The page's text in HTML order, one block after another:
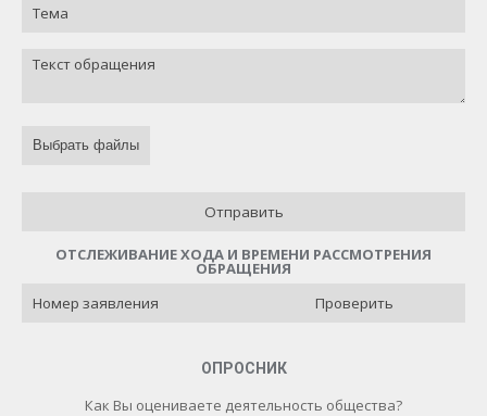
Выбрать файлы
Отправить
ОТСЛЕЖИВАНИЕ ХОДА И ВРЕМЕНИ РАССМОТРЕНИЯ
ОБРАЩЕНИЯ
Проверить
ОПРОСНИК
Как Вы оцениваете деятельность общества?